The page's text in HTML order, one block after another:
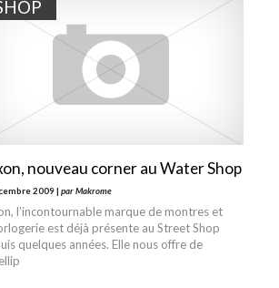
nouveau corner au Water Shop
2009 | par Makrome
l’incontournable marque de montres et
est déjà présente au Street Shop
quelques années. Elle nous offre de